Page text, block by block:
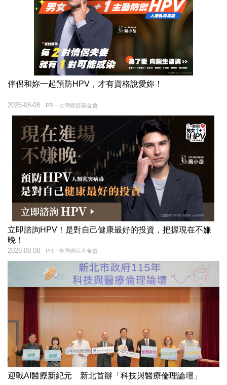
伴侶和妳一起預防HPV，才有資格說愛妳！
PR・台灣癌症基金會
2026-08-08
立即諮詢HPV！是對自己健康最好的投資，把握現在不嫌
晚！
PR・台灣癌症基金會
2026-08-08
迎戰AI醫療新紀元 新北首辦「科技與醫療倫理論壇」